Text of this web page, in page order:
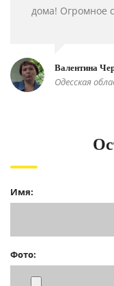
дома! Огромное
Валентина
Одесская
Имя:
Фото: